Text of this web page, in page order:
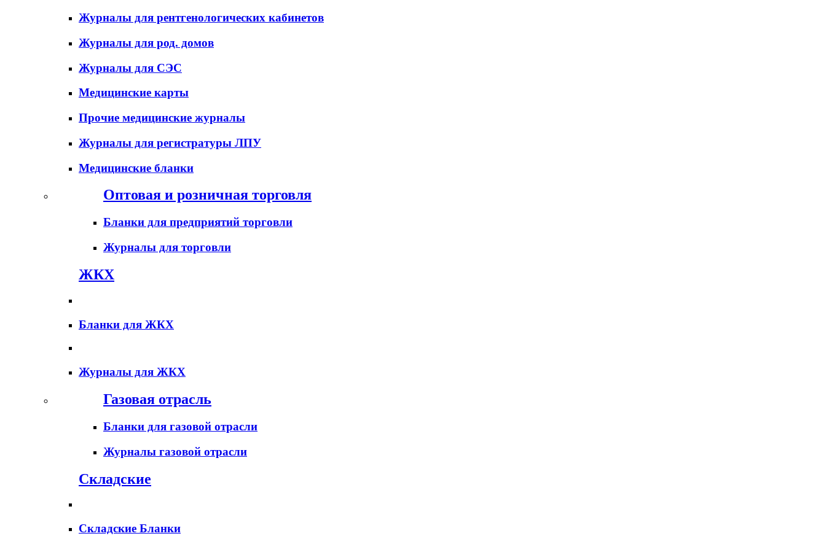
Журналы для рентгенологических кабинетов
Журналы для род. домов
Журналы для СЭС
Медицинские карты
Прочие медицинские журналы
Журналы для регистратуры ЛПУ
Медицинские бланки
Оптовая и розничная торговля
Бланки для предприятий торговли
Журналы для торговли
ЖКХ
Бланки для ЖКХ
Журналы для ЖКХ
Газовая отрасль
Бланки для газовой отрасли
Журналы газовой отрасли
Складские
Складские Бланки